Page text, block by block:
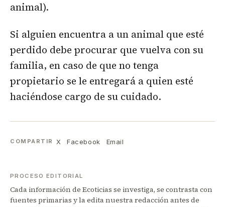
animal).
Si alguien encuentra a un animal que esté
perdido debe procurar que vuelva con su
familia, en caso de que no tenga
propietario se le entregará a quien esté
haciéndose cargo de su cuidado.
COMPARTIR X Facebook Email
PROCESO EDITORIAL
Cada información de Ecoticias se investiga, se contrasta con
fuentes primarias y la edita nuestra redacción antes de